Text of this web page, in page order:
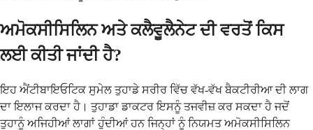
ਅਮੋਕਸੀਸਿਲਿਨ ਅਤੇ ਕਲੈਵੂਲੈਨੇਟ ਦੀ ਵਰਤੋਂ ਕਿਸ
ਲਈ ਕੀਤੀ ਜਾਂਦੀ ਹੈ?
ਇਹ ਐਂਟੀਬਾਇਓਟਿਕ ਸੁਮੇਲ ਤੁਹਾਡੇ ਸਰੀਰ ਵਿੱਚ ਵੱਖ-ਵੱਖ ਬੈਕਟੀਰੀਆ ਦੀ ਲਾਗ
ਦਾ ਇਲਾਜ ਕਰਦਾ ਹੈ। ਤੁਹਾਡਾ ਡਾਕਟਰ ਇਸਨੂੰ ਤਜਵੀਜ਼ ਕਰ ਸਕਦਾ ਹੈ ਜਦੋਂ
ਤੁਹਾਨੂੰ ਅਜਿਹੀਆਂ ਲਾਗਾਂ ਹੁੰਦੀਆਂ ਹਨ ਜਿਨ੍ਹਾਂ ਨੂੰ ਨਿਯਮਤ ਅਮੋਕਸੀਸਿਲਿਨ